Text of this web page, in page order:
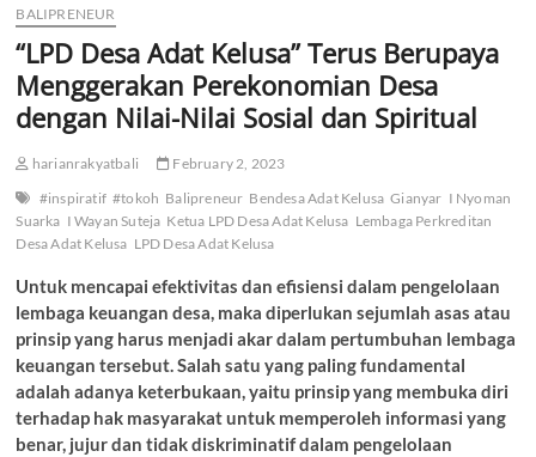
BALIPRENEUR
“LPD Desa Adat Kelusa” Terus Berupaya
Menggerakan Perekonomian Desa
dengan Nilai-Nilai Sosial dan Spiritual
harianrakyatbali
February 2, 2023
#inspiratif #tokoh Balipreneur Bendesa Adat Kelusa Gianyar I Nyoman
Suarka I Wayan Suteja Ketua LPD Desa Adat Kelusa Lembaga Perkreditan
Desa Adat Kelusa LPD Desa Adat Kelusa
Untuk mencapai efektivitas dan efisiensi dalam pengelolaan
lembaga keuangan desa, maka diperlukan sejumlah asas atau
prinsip yang harus menjadi akar dalam pertumbuhan lembaga
keuangan tersebut. Salah satu yang paling fundamental
adalah adanya keterbukaan, yaitu prinsip yang membuka diri
terhadap hak masyarakat untuk memperoleh informasi yang
benar, jujur dan tidak diskriminatif dalam pengelolaan